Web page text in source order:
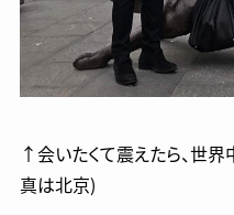
↑会いたくて震えたら、世
真は北京)